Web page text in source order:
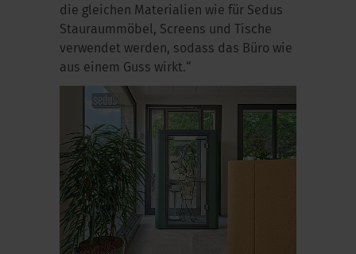
die gleichen Materialien wie für Sedus
Stauraummöbel, Screens und Tische
verwendet werden, sodass das Büro wie
aus einem Guss wirkt.“